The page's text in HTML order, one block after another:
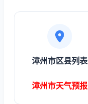
漳州市区县列表
漳州市天气预报